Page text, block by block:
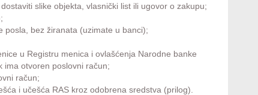
slike objekta, vlasnički list ili ugovor o zakupu;
posla, bez žiranata (uzimate u banci);
u Registru menica i ovlašćenja Narodne banke
ima otvoren poslovni račun;
račun;
i učešća RAS kroz odobrena sredstva (prilog).